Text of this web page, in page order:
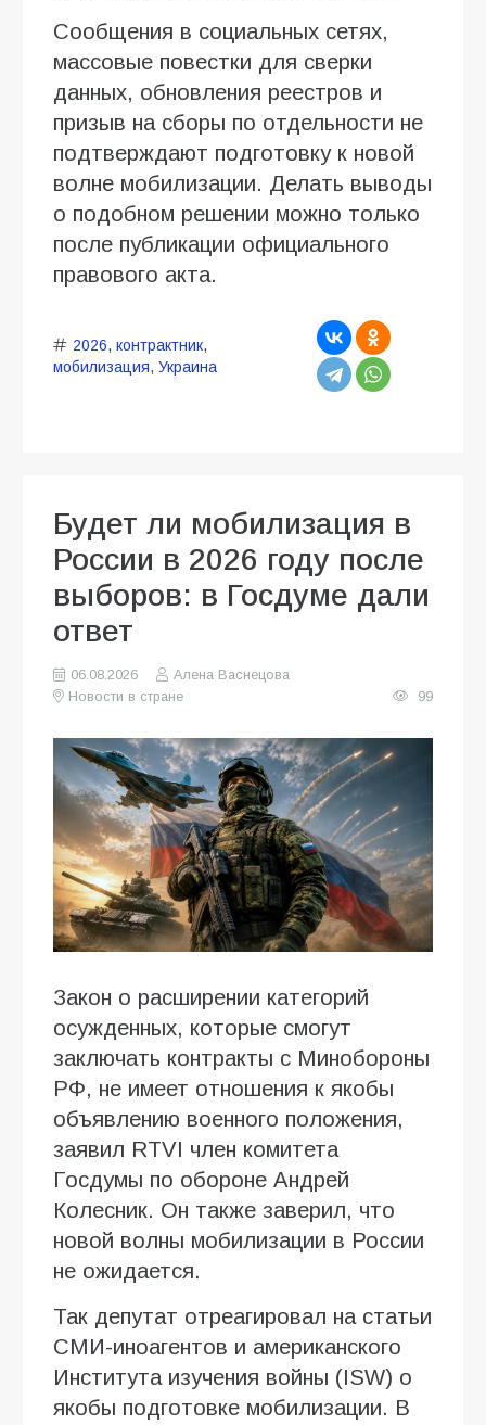
Сообщения в социальных сетях,
массовые повестки для сверки
данных, обновления реестров и
призыв на сборы по отдельности не
подтверждают подготовку к новой
волне мобилизации. Делать выводы
о подобном решении можно только
после публикации официального
правового акта.
2026, контрактник,
мобилизация, Украина
Будет ли мобилизация в
России в 2026 году после
выборов: в Госдуме дали
ответ
06.08.2026
Алена Васнецова
Новости в стране
99
Закон о расширении категорий
осужденных, которые смогут
заключать контракты с Минобороны
РФ, не имеет отношения к якобы
объявлению военного положения,
заявил RTVI член комитета
Госдумы по обороне Андрей
Колесник. Он также заверил, что
новой волны мобилизации в России
не ожидается.
Так депутат отреагировал на статьи
СМИ-иноагентов и американского
Института изучения войны (ISW) о
якобы подготовке мобилизации. В